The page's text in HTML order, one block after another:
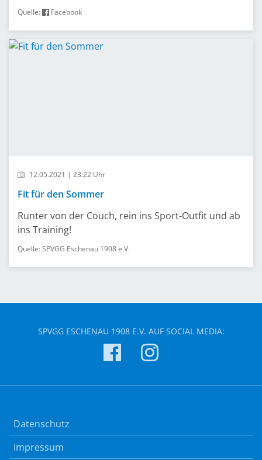
Quelle: Facebook
12.05.2021 | 23:22 Uhr
Fit für den Sommer
Runter von der Couch, rein ins Sport-Outfit und ab
ins Training!
Quelle: SPVGG Eschenau 1908 e.V.
SPVGG ESCHENAU 1908 E.V. AUF SOCIAL MEDIA:
Datenschutz
Impressum